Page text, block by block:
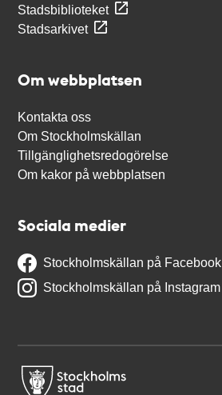
Stadsbiblioteket
Stadsarkivet
Om webbplatsen
Kontakta oss
Om Stockholmskällan
Tillgänglighetsredogörelse
Om kakor på webbplatsen
Sociala medier
Stockholmskällan på Facebook
Stockholmskällan på Instagram